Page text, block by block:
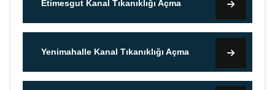
Etimesgut Kanal Tıkanıklığı Açma
Yenimahalle Kanal Tıkanıklığı Açma